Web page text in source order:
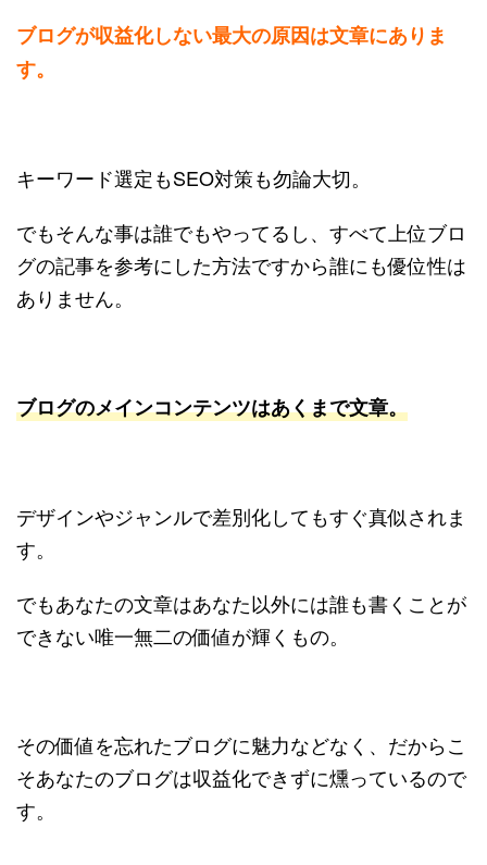
ブログが収益化しない最大の原因は文章にありま
す。
キーワード選定もSEO対策も勿論大切。
でもそんな事は誰でもやってるし、すべて上位ブロ
グの記事を参考にした方法ですから誰にも優位性は
ありません。
ブログのメインコンテンツはあくまで文章。
デザインやジャンルで差別化してもすぐ真似されま
す。
でもあなたの文章はあなた以外には誰も書くことが
できない唯一無二の価値が輝くもの。
その価値を忘れたブログに魅力などなく、だからこ
そあなたのブログは収益化できずに燻っているので
す。